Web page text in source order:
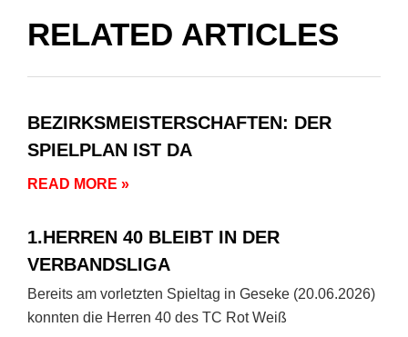
RELATED ARTICLES
BEZIRKSMEISTERSCHAFTEN: DER
SPIELPLAN IST DA
READ MORE »
1.HERREN 40 BLEIBT IN DER
VERBANDSLIGA
Bereits am vorletzten Spieltag in Geseke (20.06.2026)
konnten die Herren 40 des TC Rot Weiß